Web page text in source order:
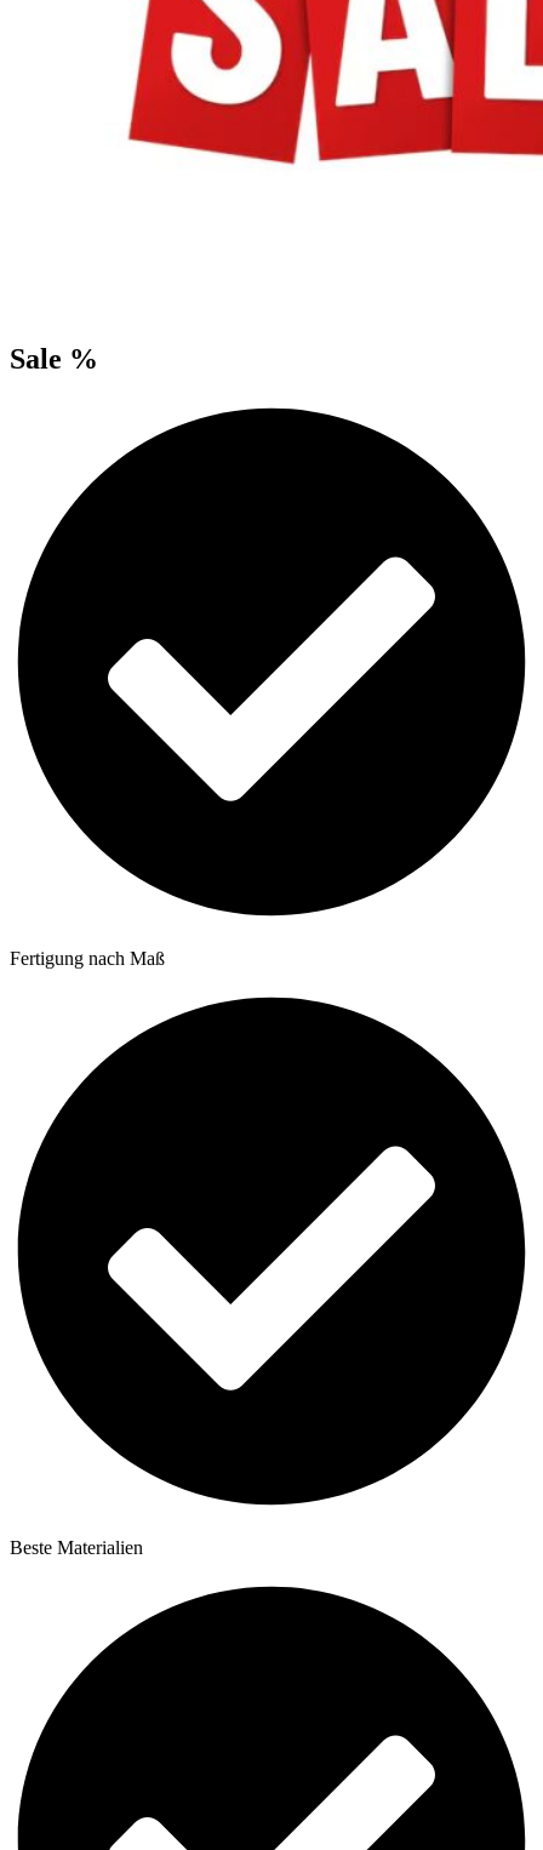
Sale %
Fertigung nach Maß
Beste Materialien